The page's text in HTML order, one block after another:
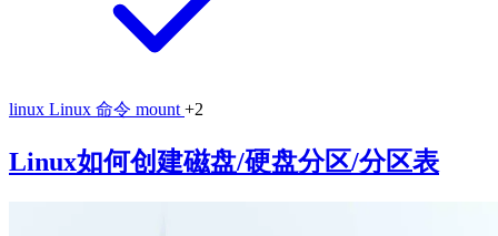
linux Linux 命令 mount +2
Linux如何创建磁盘/硬盘分区/分区表